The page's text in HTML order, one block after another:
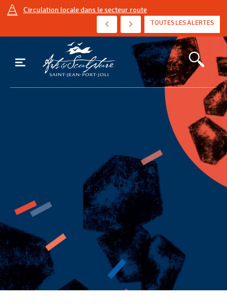
Circulation locale dans le secteur route
AVIS D'ÉBULLITION PRÉVENTIF - AVENUE DE ...
TOUTES LES ALERTES